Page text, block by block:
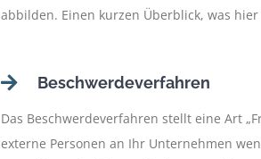
abbilden. Einen kurzen Überblick, was
Beschwerdeverfahren
Das Beschwerdeverfahren stellt eine Art
externe Personen an Ihr Unternehmen